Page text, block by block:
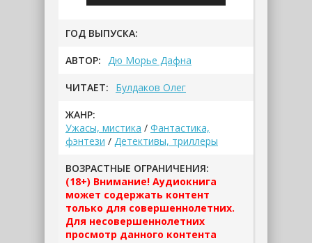
ГОД ВЫПУСКА:
АВТОР: Дю Морье Дафна
ЧИТАЕТ: Булдаков Олег
ЖАНР:
Ужасы, мистика / Фантастика,
фэнтези / Детективы, триллеры
ВОЗРАСТНЫЕ ОГРАНИЧЕНИЯ:
(18+) Внимание! Аудиокнига
может содержать контент
только для совершеннолетних.
Для несовершеннолетних
просмотр данного контента